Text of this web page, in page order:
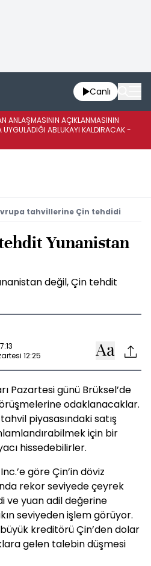
Canlı
ANLAŞMASININ AÇIKLANMASININ
UYGULADIĞI ABLUKAYI KALDIRACAK -
tahvillerine Çin tehdidi
Yunanistan
değil, Çin tehdit
12:25
Pazartesi günü Brüksel’de
odaklanacaklar.
piyasasındaki satış
için bir
hissedebilirler.
göre Çin’in döviz
rekor seviyede çeyrek
ve yuan adil değerine
seviyeden işlem görüyor.
kreditörü Çin’den dolar
gelen talebin düşmesi